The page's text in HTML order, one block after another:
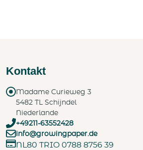
Kontakt
Madame Curieweg 3
5482 TL Schijndel
Niederlande
+49211-63552428
info@growingpaper.de
NL80 TRIO 0788 8756 39